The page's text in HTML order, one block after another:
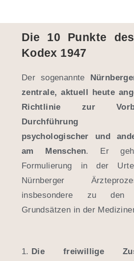
Die 10 Punkte
Kodex 1947
Der sogenannte
zentrale, aktuell heute
Richtlinie zur
Durchführung
psychologischer und
am Menschen. Er
Formulierung in der
Nürnberger
insbesondere zu den
Grundsätzen in der
Die freiwillige